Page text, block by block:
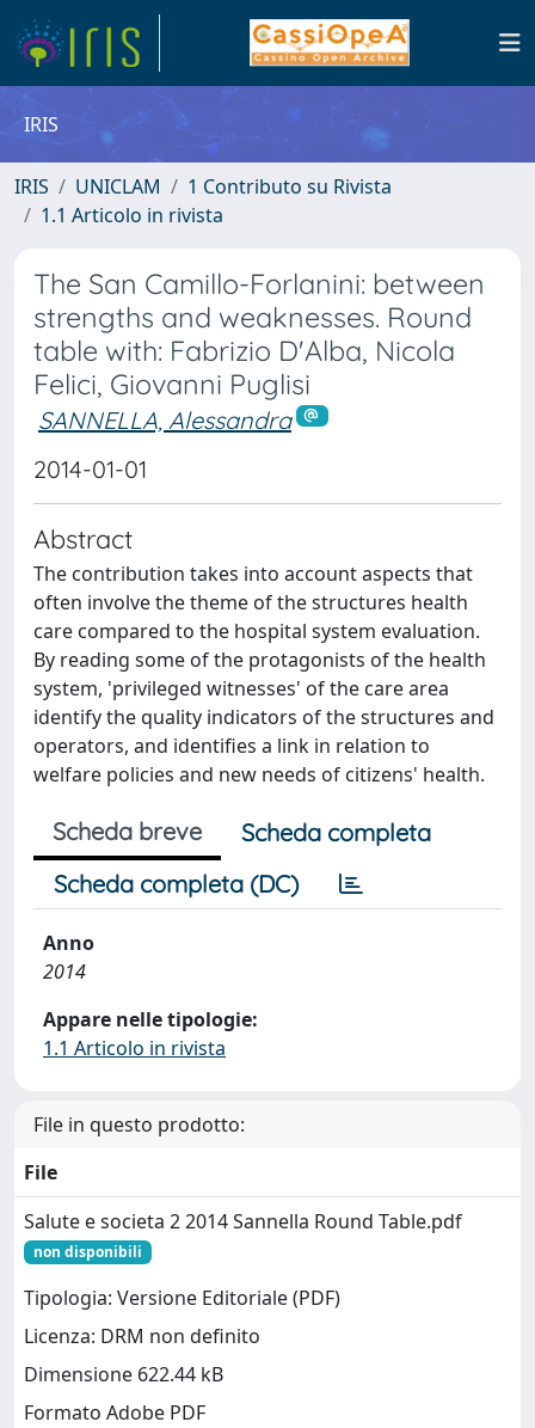
IRIS
IRIS UNICLAM
1 Contributo su Rivista
1.1 Articolo in rivista
The San Camillo-Forlanini: between
strengths and weaknesses. Round
table with: Fabrizio D'Alba, Nicola
Felici, Giovanni Puglisi
SANNELLA, Alessandra
2014-01-01
Abstract
The contribution takes into account aspects that
often involve the theme of the structures health
care compared to the hospital system evaluation.
By reading some of the protagonists of the health
system, 'privileged witnesses' of the care area
identify the quality indicators of the structures and
operators, and identifies a link in relation to
welfare policies and new needs of citizens' health.
Scheda breve
Scheda completa
Scheda completa (DC)
Anno
2014
Appare nelle tipologie:
1.1 Articolo in rivista
File in questo prodotto:
File
Salute e societa 2 2014 Sannella Round Table.pdf
non disponibili
Tipologia: Versione Editoriale (PDF)
Licenza: DRM non definito
Dimensione 622.44 kB
Formato Adobe PDF